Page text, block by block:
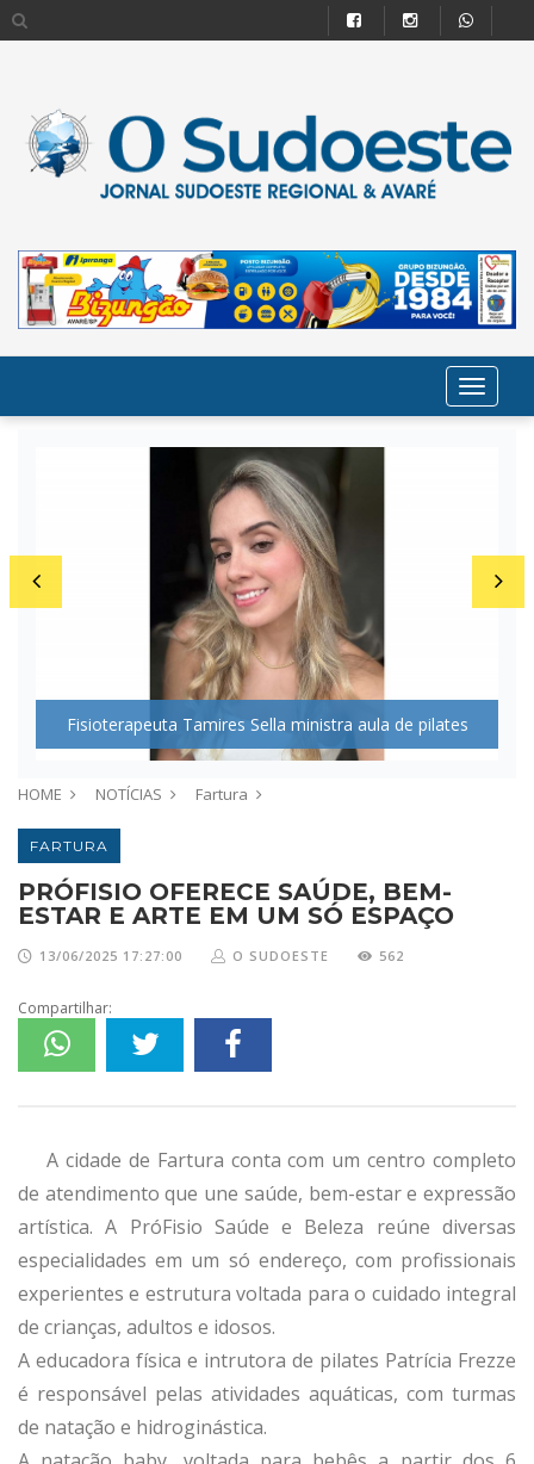
Fisioterapeuta Tamires Sella ministra aula de pilates
HOME NOTÍCIAS Fartura
FARTURA
PRÓFISIO OFERECE SAÚDE, BEM-
ESTAR E ARTE EM UM SÓ ESPAÇO
13/06/2025 17:27:00 O SUDOESTE 562
Compartilhar:
A cidade de Fartura conta com um centro completo
de atendimento que une saúde, bem-estar e expressão
artística. A PróFisio Saúde e Beleza reúne diversas
especialidades em um só endereço, com profissionais
experientes e estrutura voltada para o cuidado integral
de crianças, adultos e idosos.
A educadora física e intrutora de pilates Patrícia Frezze
é responsável pelas atividades aquáticas, com turmas
de natação e hidroginástica.